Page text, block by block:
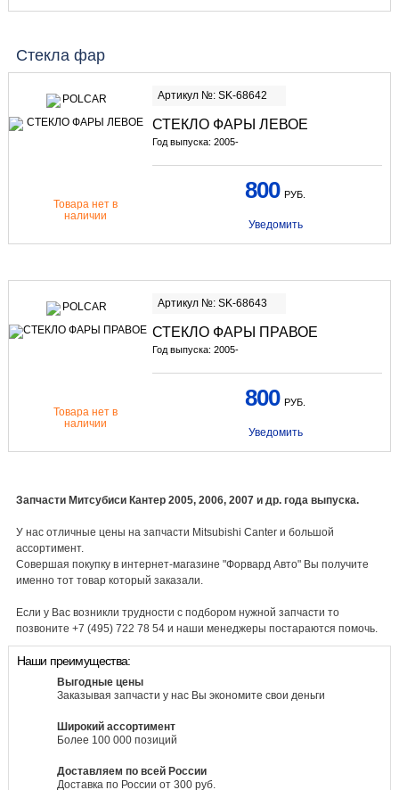
Стекла фар
Артикул №: SK-68642
СТЕКЛО ФАРЫ ЛЕВОЕ
Год выпуска: 2005-
Товара нет в
наличии
800 РУБ.
Уведомить
Артикул №: SK-68643
СТЕКЛО ФАРЫ ПРАВОЕ
Год выпуска: 2005-
Товара нет в
наличии
800 РУБ.
Уведомить
Запчасти Митсубиси Кантер 2005, 2006, 2007 и др. года выпуска.
У нас отличные цены на запчасти Mitsubishi Canter и большой
ассортимент.
Совершая покупку в интернет-магазине "Форвард Авто" Вы получите
именно тот товар который заказали.
Если у Вас возникли трудности с подбором нужной запчасти то
позвоните +7 (495) 722 78 54 и наши менеджеры постараются помочь.
Наши преимущества:
Выгодные цены
Заказывая запчасти у нас Вы экономите свои деньги
Широкий ассортимент
Более 100 000 позиций
Доставляем по всей России
Доставка по России от 300 руб.